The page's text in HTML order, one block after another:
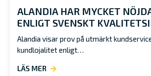
ALANDIA HAR MYCKET
ENLIGT SVENSKT
Alandia visar prov på utmärkt
kundlojalitet enligt…
LÄS MER